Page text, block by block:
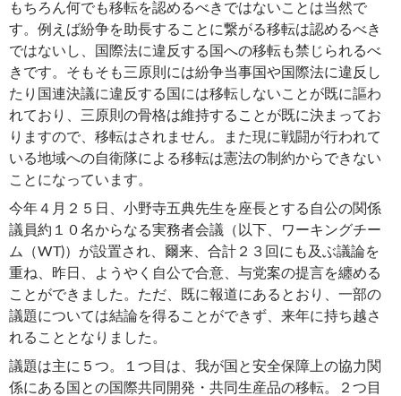
もちろん何でも移転を認めるべきではないことは当然で
す。例えば紛争を助長することに繋がる移転は認めるべき
ではないし、国際法に違反する国への移転も禁じられるべ
きです。そもそも三原則には紛争当事国や国際法に違反し
たり国連決議に違反する国には移転しないことが既に謳わ
れており、三原則の骨格は維持することが既に決まってお
りますので、移転はされません。また現に戦闘が行われて
いる地域への自衛隊による移転は憲法の制約からできない
ことになっています。
今年４月２５日、小野寺五典先生を座長とする自公の関係
議員約１０名からなる実務者会議（以下、ワーキングチー
ム（WT)）が設置され、爾来、合計２３回にも及ぶ議論を
重ね、昨日、ようやく自公で合意、与党案の提言を纏める
ことができました。ただ、既に報道にあるとおり、一部の
議題については結論を得ることができず、来年に持ち越さ
れることとなりました。
議題は主に５つ。１つ目は、我が国と安全保障上の協力関
係にある国との国際共同開発・共同生産品の移転。２つ目